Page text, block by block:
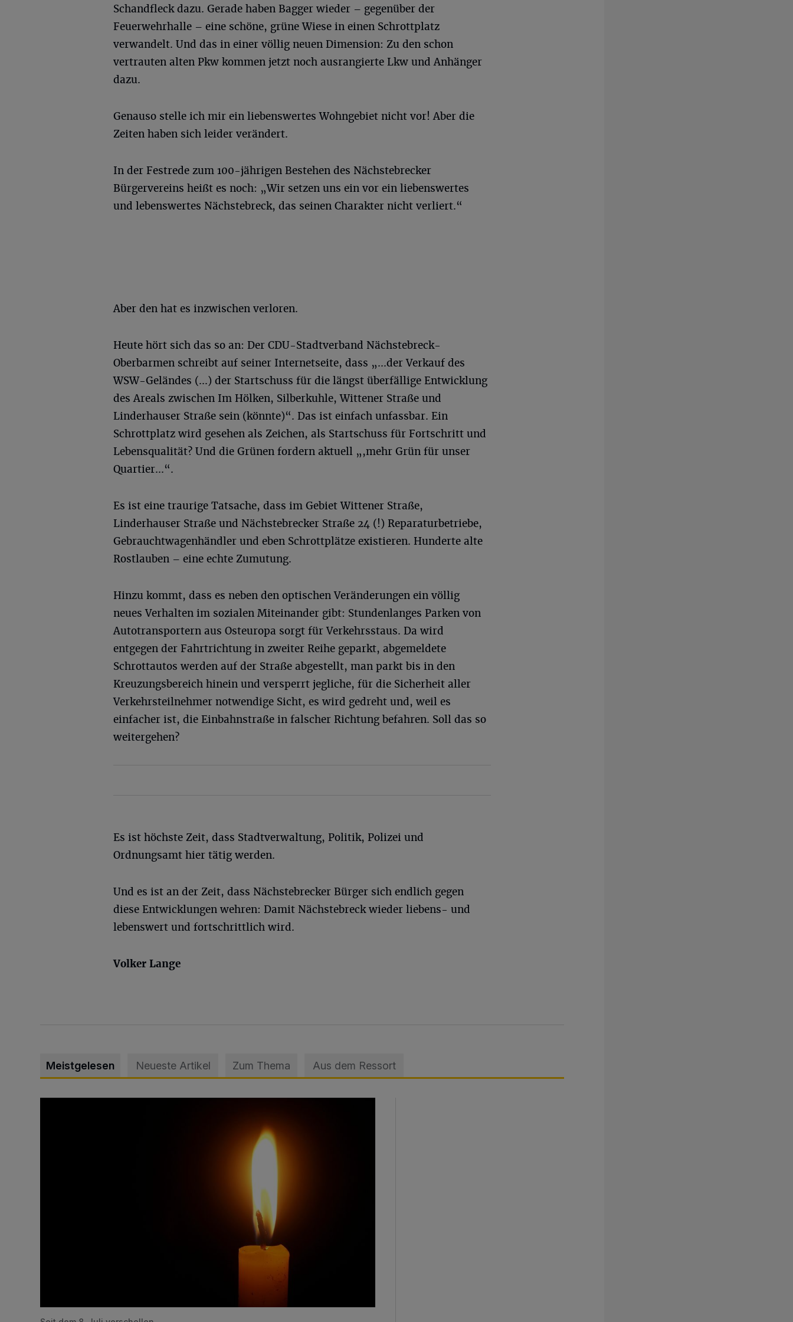
Schandfleck dazu. Gerade haben Bagger wieder – gegenüber der
Feuerwehrhalle – eine schöne, grüne Wiese in einen Schrottplatz
verwandelt. Und das in einer völlig neuen Dimension: Zu den schon
vertrauten alten Pkw kommen jetzt noch ausrangierte Lkw und Anhänger
dazu.
Genauso stelle ich mir ein liebenswertes Wohngebiet nicht vor! Aber die
Zeiten haben sich leider verändert.
In der Festrede zum 100-jährigen Bestehen des Nächstebrecker
Bürgervereins heißt es noch: „Wir setzen uns ein vor ein liebenswertes
und lebenswertes Nächstebreck, das seinen Charakter nicht verliert.“
Aber den hat es inzwischen verloren.
Heute hört sich das so an: Der CDU-Stadtverband Nächstebreck-
Oberbarmen schreibt auf seiner Internetseite, dass „...der Verkauf des
WSW-Geländes (...) der Startschuss für die längst überfällige Entwicklung
des Areals zwischen Im Hölken, Silberkuhle, Wittener Straße und
Linderhauser Straße sein (könnte)“. Das ist einfach unfassbar. Ein
Schrottplatz wird gesehen als Zeichen, als Startschuss für Fortschritt und
Lebensqualität? Und die Grünen fordern aktuell „,mehr Grün für unser
Quartier...“.
Es ist eine traurige Tatsache, dass im Gebiet Wittener Straße,
Linderhauser Straße und Nächstebrecker Straße 24 (!) Reparaturbetriebe,
Gebrauchtwagenhändler und eben Schrottplätze existieren. Hunderte alte
Rostlauben – eine echte Zumutung.
Hinzu kommt, dass es neben den optischen Veränderungen ein völlig
neues Verhalten im sozialen Miteinander gibt: Stundenlanges Parken von
Autotransportern aus Osteuropa sorgt für Verkehrsstaus. Da wird
entgegen der Fahrtrichtung in zweiter Reihe geparkt, abgemeldete
Schrottautos werden auf der Straße abgestellt, man parkt bis in den
Kreuzungsbereich hinein und versperrt jegliche, für die Sicherheit aller
Verkehrsteilnehmer notwendige Sicht, es wird gedreht und, weil es
einfacher ist, die Einbahnstraße in falscher Richtung befahren. Soll das so
weitergehen?
Es ist höchste Zeit, dass Stadtverwaltung, Politik, Polizei und
Ordnungsamt hier tätig werden.
Und es ist an der Zeit, dass Nächstebrecker Bürger sich endlich gegen
diese Entwicklungen wehren: Damit Nächstebreck wieder liebens- und
lebenswert und fortschrittlich wird.
Volker Lange
Meistgelesen Neueste Artikel Zum Thema Aus dem Ressort